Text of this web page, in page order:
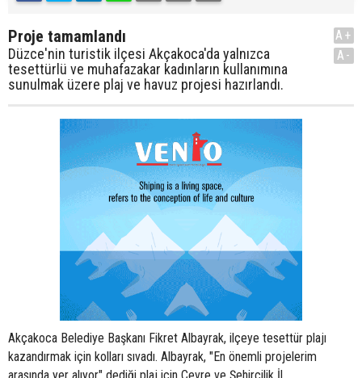
Proje tamamlandı
Düzce'nin turistik ilçesi Akçakoca'da yalnızca
tesettürlü ve muhafazakar kadınların kullanımına
sunulmak üzere plaj ve havuz projesi hazırlandı.
A+
A-
Akçakoca Belediye Başkanı Fikret Albayrak, ilçeye tesettür plajı
kazandırmak için kolları sıvadı. Albayrak, "En önemli projelerim